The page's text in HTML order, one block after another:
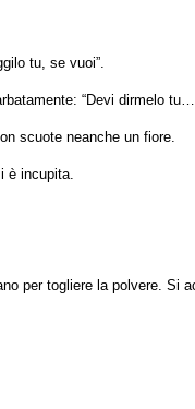
tu, se vuoi”.
“Devi dirmelo
scuote neanche un fiore.
è incupita.
per togliere la polvere. Si